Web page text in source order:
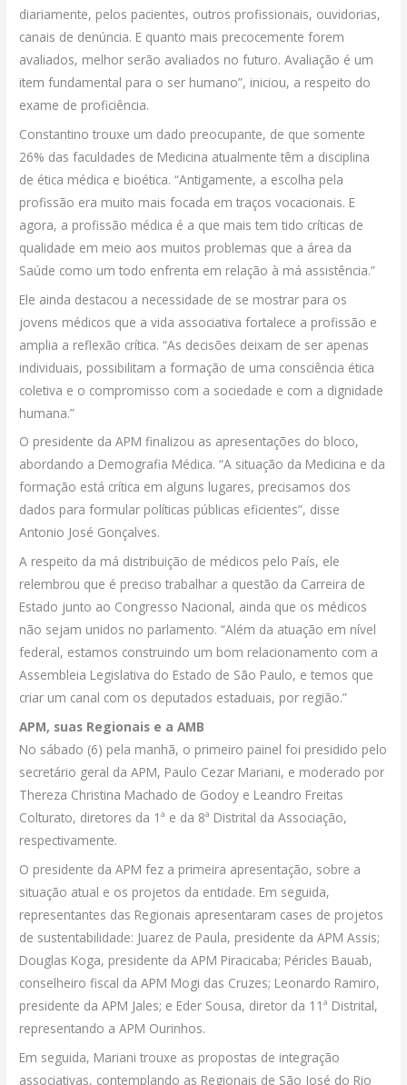
diariamente, pelos pacientes, outros profissionais, ouvidorias,
canais de denúncia. E quanto mais precocemente forem
avaliados, melhor serão avaliados no futuro. Avaliação é um
item fundamental para o ser humano”, iniciou, a respeito do
exame de proficiência.
Constantino trouxe um dado preocupante, de que somente
26% das faculdades de Medicina atualmente têm a disciplina
de ética médica e bioética. “Antigamente, a escolha pela
profissão era muito mais focada em traços vocacionais. E
agora, a profissão médica é a que mais tem tido críticas de
qualidade em meio aos muitos problemas que a área da
Saúde como um todo enfrenta em relação à má assistência.”
Ele ainda destacou a necessidade de se mostrar para os
jovens médicos que a vida associativa fortalece a profissão e
amplia a reflexão crítica. “As decisões deixam de ser apenas
individuais, possibilitam a formação de uma consciência ética
coletiva e o compromisso com a sociedade e com a dignidade
humana.”
O presidente da APM finalizou as apresentações do bloco,
abordando a Demografia Médica. “A situação da Medicina e da
formação está crítica em alguns lugares, precisamos dos
dados para formular políticas públicas eficientes”, disse
Antonio José Gonçalves.
A respeito da má distribuição de médicos pelo País, ele
relembrou que é preciso trabalhar a questão da Carreira de
Estado junto ao Congresso Nacional, ainda que os médicos
não sejam unidos no parlamento. “Além da atuação em nível
federal, estamos construindo um bom relacionamento com a
Assembleia Legislativa do Estado de São Paulo, e temos que
criar um canal com os deputados estaduais, por região.”
APM, suas Regionais e a AMB
No sábado (6) pela manhã, o primeiro painel foi presidido pelo
secretário geral da APM, Paulo Cezar Mariani, e moderado por
Thereza Christina Machado de Godoy e Leandro Freitas
Colturato, diretores da 1ª e da 8ª Distrital da Associação,
respectivamente.
O presidente da APM fez a primeira apresentação, sobre a
situação atual e os projetos da entidade. Em seguida,
representantes das Regionais apresentaram cases de projetos
de sustentabilidade: Juarez de Paula, presidente da APM Assis;
Douglas Koga, presidente da APM Piracicaba; Péricles Bauab,
conselheiro fiscal da APM Mogi das Cruzes; Leonardo Ramiro,
presidente da APM Jales; e Eder Sousa, diretor da 11ª Distrital,
representando a APM Ourinhos.
Em seguida, Mariani trouxe as propostas de integração
associativas, contemplando as Regionais de São José do Rio